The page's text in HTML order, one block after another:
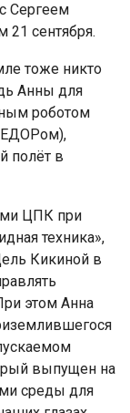
Сергеем
сентября.
тоже никто
Анны для
роботом
полёт в
ЦПК при
техника»,
Кикиной в
этом Анна
выпущен на
среды для